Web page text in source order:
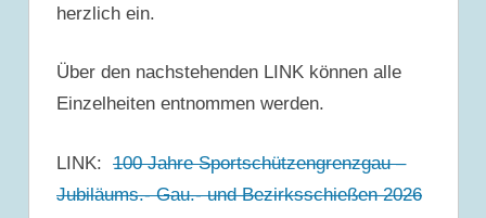
herzlich ein.
Über den nachstehenden LINK können alle
Einzelheiten entnommen werden.
LINK: 100 Jahre Sportschützengrenzgau –
Jubiläums.- Gau.- und Bezirksschießen 2026